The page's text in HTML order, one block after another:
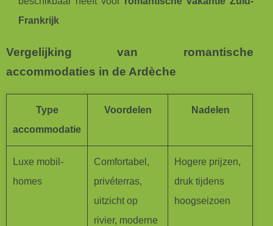
Frankrijk
Vergelijking van romantische
accommodaties in de Ardèche
Type
accommodatie
Voordelen Nadelen
Luxe mobil-
homes
Comfortabel,
privéterras,
uitzicht op
rivier, moderne
Hogere prijzen,
druk tijdens
hoogseizoen